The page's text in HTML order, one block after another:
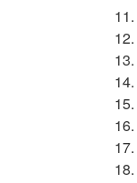
11.
12.
13.
14.
15.
16.
17.
18.